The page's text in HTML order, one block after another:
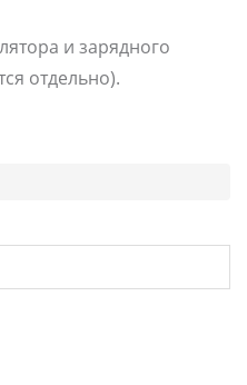
и зарядного
отдельно).